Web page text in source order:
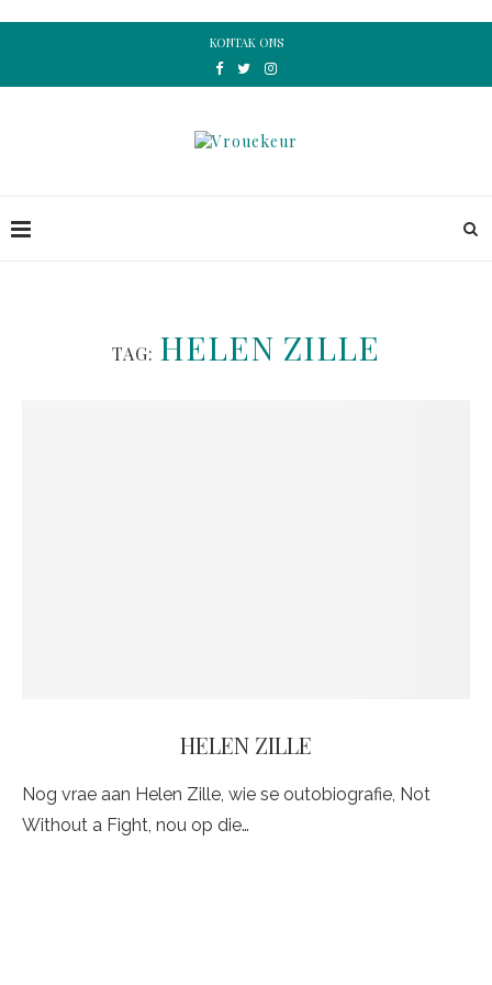
KONTAK ONS
TAG: HELEN ZILLE
HELEN ZILLE
Nog vrae aan Helen Zille, wie se outobiografie, Not
Without a Fight, nou op die…